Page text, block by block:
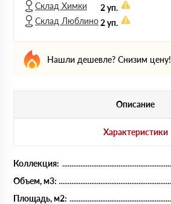
Склад Химки
2 уп.
Склад Люблино2 уп.
Нашли дешевле? Снизим цену!
Описание
Характеристики
Коллекция:
Объем, м3:
Площадь, м2: